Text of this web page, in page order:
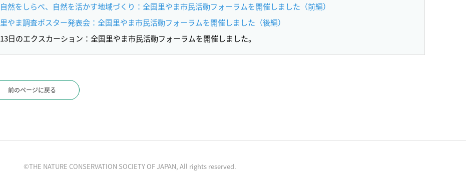
自然をしらべ、自然を活かす地域づくり：全国里やま市民活動フォーラムを開催しました（前編）
里やま調査ポスター発表会：全国里やま市民活動フォーラムを開催しました（後編）
13日のエクスカーション：全国里やま市民活動フォーラムを開催しました。
前のページに戻る
©THE NATURE CONSERVATION SOCIETY OF JAPAN, All rights reserved.